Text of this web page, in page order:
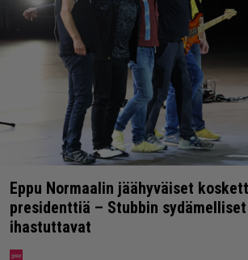
Eppu Normaalin jäähyväiset
presidenttiä – Stubbin
ihastuttavat